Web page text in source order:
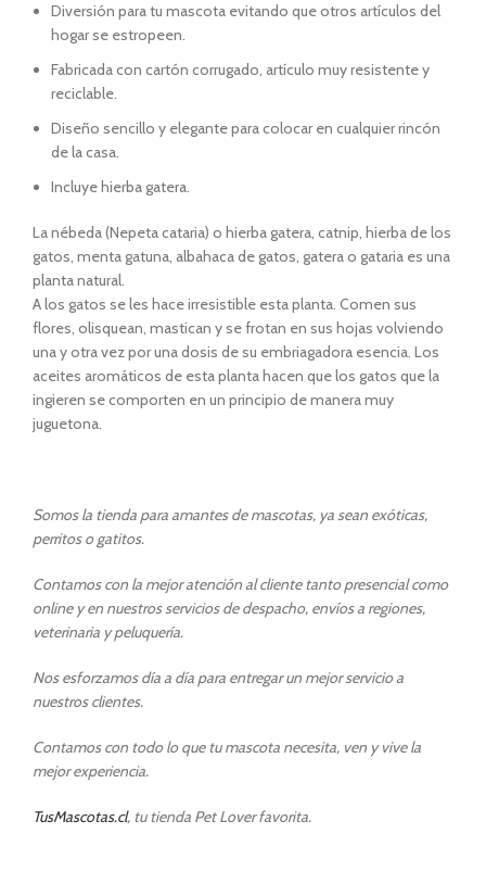
Diversión para tu mascota evitando que otros artículos del
hogar se estropeen.
Fabricada con cartón corrugado, artículo muy resistente y
reciclable.
Diseño sencillo y elegante para colocar en cualquier rincón
de la casa.
Incluye hierba gatera.
La nébeda (Nepeta cataria) o hierba gatera, catnip, hierba de los
gatos, menta gatuna, albahaca de gatos, gatera o gataria es una
planta natural.
A los gatos se les hace irresistible esta planta. Comen sus
flores, olisquean, mastican y se frotan en sus hojas volviendo
una y otra vez por una dosis de su embriagadora esencia. Los
aceites aromáticos de esta planta hacen que los gatos que la
ingieren se comporten en un principio de manera muy
juguetona.
Somos la tienda para amantes de mascotas, ya sean exóticas,
perritos o gatitos.
Contamos con la mejor atención al cliente tanto presencial como
online y en nuestros servicios de despacho, envíos a regiones,
veterinaria y peluquería.
Nos esforzamos día a día para entregar un mejor servicio a
nuestros clientes.
Contamos con todo lo que tu mascota necesita, ven y vive la
mejor experiencia.
TusMascotas.cl, tu tienda Pet Lover favorita.